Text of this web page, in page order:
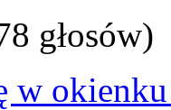
głosów)
w